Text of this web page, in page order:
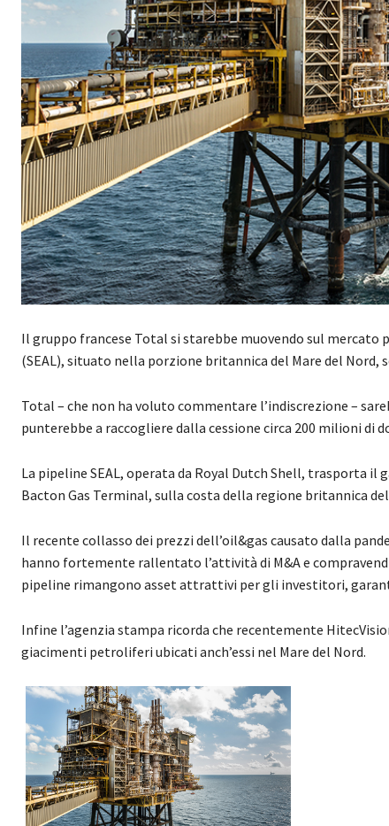
Il gruppo francese Total si starebbe muovendo sul mercato
(SEAL), situato nella porzione britannica del Mare del
Total – che non ha voluto commentare l’indiscrezione –
punterebbe a raccogliere dalla cessione circa 200 milioni di
La pipeline SEAL, operata da Royal Dutch Shell, trasporta
Bacton Gas Terminal, sulla costa della regione britannica
Il recente collasso dei prezzi dell’oil&gas causato dalla
hanno fortemente rallentato l’attività di M&A e
pipeline rimangono asset attrattivi per gli investitori,
Infine l’agenzia stampa ricorda che recentemente
giacimenti petroliferi ubicati anch’essi nel Mare del Nord.